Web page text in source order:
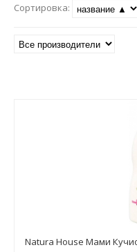
Сортировка:
Natura House Мами